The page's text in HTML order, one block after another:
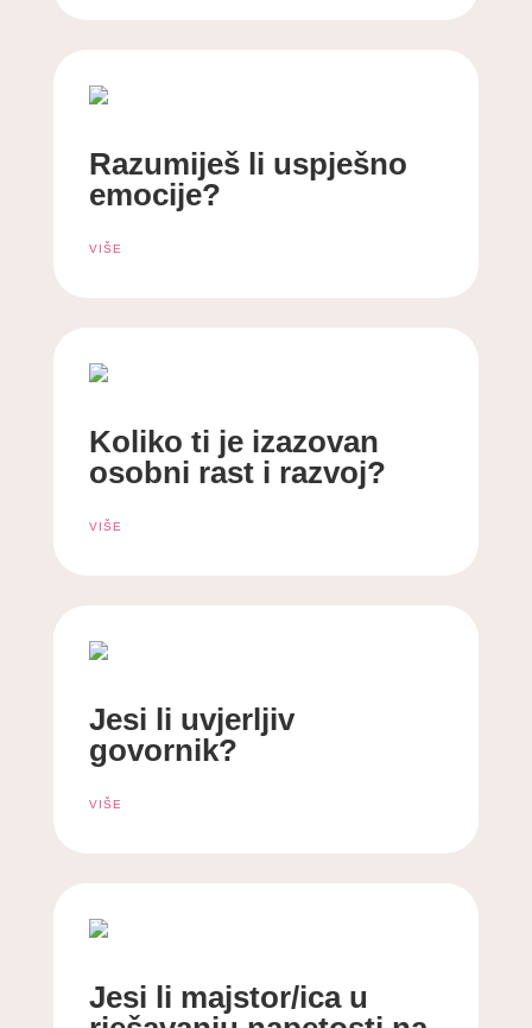
Razumiješ li uspješno
emocije?
VIŠE
Koliko ti je izazovan
osobni rast i razvoj?
VIŠE
Jesi li uvjerljiv
govornik?
VIŠE
Jesi li majstor/ica u